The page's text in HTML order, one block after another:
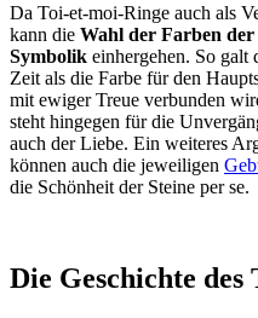
Da Toi-et-moi-Ringe auch als
kann die Wahl der Farben der
Symbolik einhergehen. So galt
Zeit als die Farbe für den
mit ewiger Treue verbunden
steht hingegen für die
auch der Liebe. Ein weiteres
können auch die jeweiligen
die Schönheit der Steine per se.
Die Geschichte